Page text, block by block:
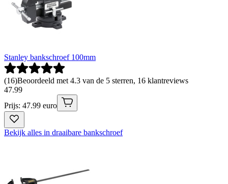
Stanley bankschroef 100mm
(16)Beoordeeld met 4.3 van de 5 sterren, 16 klantreviews
47.99
Prijs: 47.99 euro
Bekijk alles in draaibare bankschroef